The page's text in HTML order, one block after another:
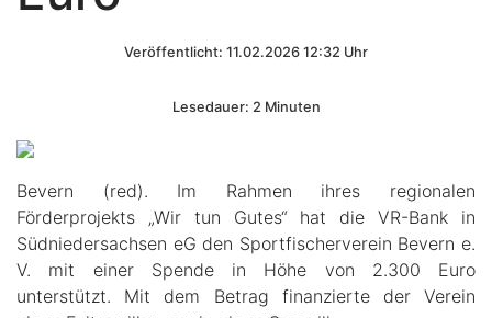
Veröffentlicht: 11.02.2026 12:32 Uhr
Lesedauer: 2 Minuten
Bevern (red). Im Rahmen ihres regionalen
Förderprojekts „Wir tun Gutes“ hat die VR-Bank in
Südniedersachsen eG den Sportfischerverein Bevern e.
V. mit einer Spende in Höhe von 2.300 Euro
unterstützt. Mit dem Betrag finanzierte der Verein